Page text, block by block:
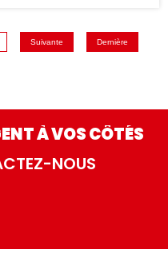
Suivante Dernière
À VOS CÔTÉS
NOUS